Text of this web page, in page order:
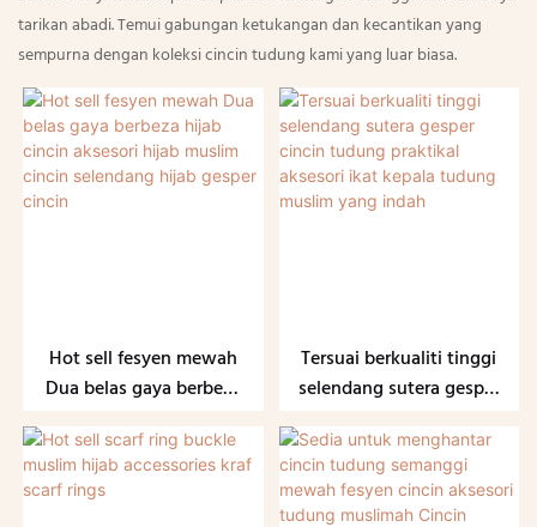
tarikan abadi. Temui gabungan ketukangan dan kecantikan yang
sempurna dengan koleksi cincin tudung kami yang luar biasa.
Hot sell fesyen mewah
Dua belas gaya berbeza
hijab muslim cincin
selendang hijab gesper
Tersuai berkualiti tinggi
selendang sutera gesper
aksesori ikat kepala
tudung muslim yang
indah